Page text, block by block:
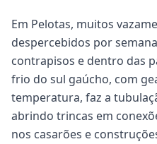
Em Pelotas, muitos
despercebidos por
contrapisos e dentro das
frio do sul gaúcho, com
temperatura, faz a
abrindo trincas em
nos casarões e